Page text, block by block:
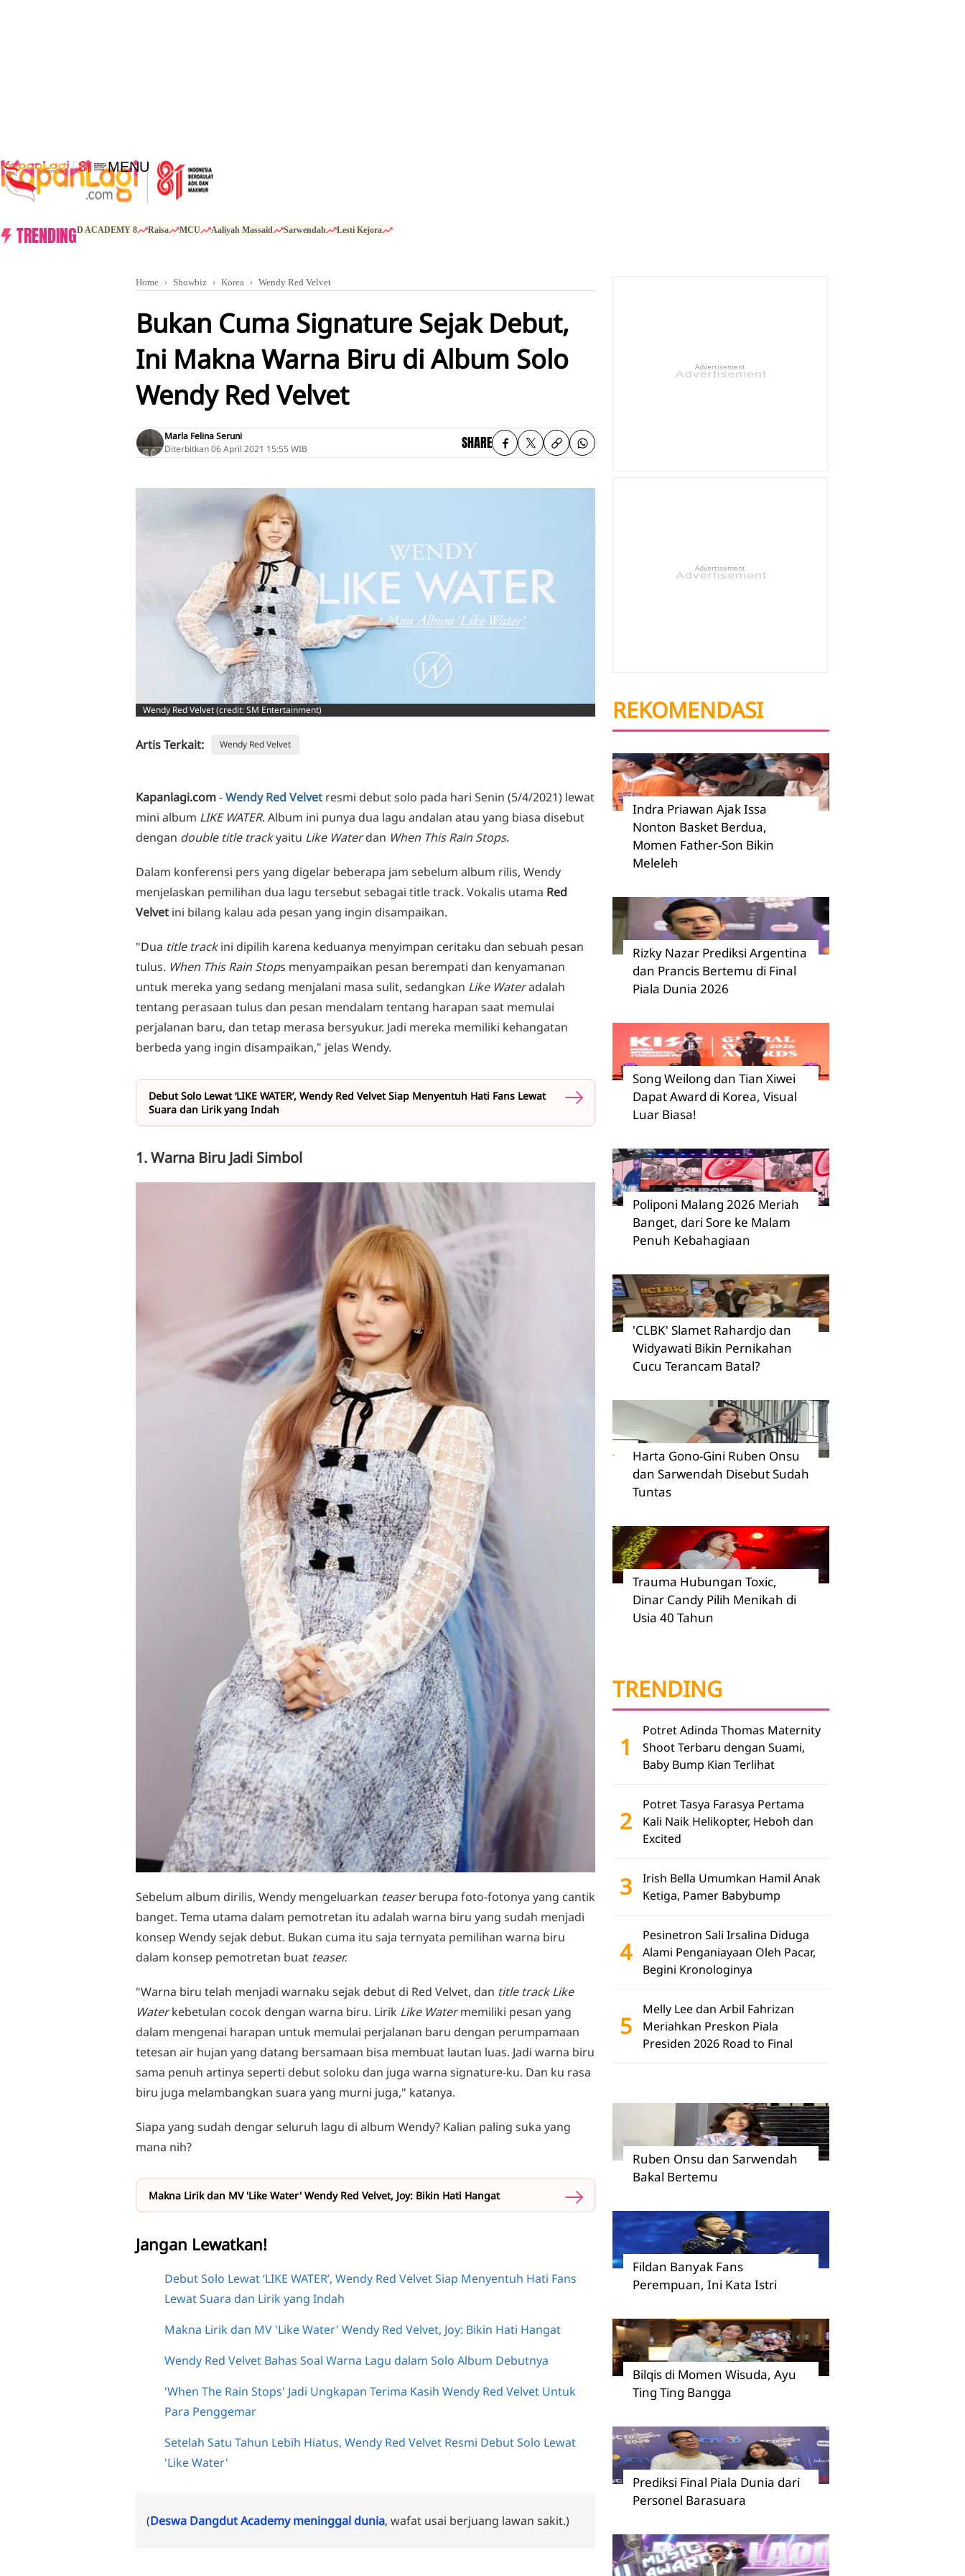
MENU
TRENDINGD ACADEMY 8 Raisa MCU Aaliyah Massaid Sarwendah Lesti Kejora
Home Showbiz Korea Wendy Red Velvet
Bukan Cuma Signature Sejak Debut,
Ini Makna Warna Biru di Album Solo
Wendy Red Velvet
Marla Felina Seruni
Diterbitkan06 April 2021 15:55 WIB SHARE
Wendy Red Velvet (credit: SM Entertainment)
Artis Terkait: Wendy Red Velvet
Kapanlagi.com-Wendy Red Velvet resmi debut solo pada hari Senin (5/4/2021) lewat
mini album LIKE WATER. Album ini punya dua lagu andalan atau yang biasa disebut
dengan double title trackyaitu Like Waterdan When This Rain Stops.
Dalam konferensi pers yang digelar beberapa jam sebelum album rilis, Wendy
menjelaskan pemilihan dua lagu tersebut sebagai title track. Vokalis utama Red
Velvet ini bilang kalau ada pesan yang ingin disampaikan.
"Dua title trackini dipilih karena keduanya menyimpan ceritaku dan sebuah pesan
tulus. When This Rain Stops menyampaikan pesan berempati dan kenyamanan
untuk mereka yang sedang menjalani masa sulit, sedangkan Like Wateradalah
tentang perasaan tulus dan pesan mendalam tentang harapan saat memulai
perjalanan baru, dan tetap merasa bersyukur. Jadi mereka memiliki kehangatan
berbeda yang ingin disampaikan," jelas Wendy.
Debut Solo Lewat ‘LIKE WATER’, Wendy Red Velvet Siap Menyentuh Hati Fans Lewat
Suara dan Lirik yang Indah
1. Warna Biru Jadi Simbol
Sebelum album dirilis, Wendy mengeluarkan teaserberupa foto-fotonya yang cantik
banget. Tema utama dalam pemotretan itu adalah warna biru yang sudah menjadi
konsep Wendy sejak debut. Bukan cuma itu saja ternyata pemilihan warna biru
dalam konsep pemotretan buat teaser.
"Warna biru telah menjadi warnaku sejak debut di Red Velvet, dan title track Like
Waterkebetulan cocok dengan warna biru. Lirik Like Watermemiliki pesan yang
dalam mengenai harapan untuk memulai perjalanan baru dengan perumpamaan
tetesan air hujan yang datang bersamaan bisa membuat lautan luas. Jadi warna biru
sama penuh artinya seperti debut soloku dan juga warna signature-ku. Dan ku rasa
biru juga melambangkan suara yang murni juga," katanya.
Siapa yang sudah dengar seluruh lagu di album Wendy? Kalian paling suka yang
mana nih?
Makna Lirik dan MV 'Like Water' Wendy Red Velvet, Joy: Bikin Hati Hangat
Jangan Lewatkan!
Debut Solo Lewat ‘LIKE WATER’, Wendy Red Velvet Siap Menyentuh Hati Fans
Lewat Suara dan Lirik yang Indah
Makna Lirik dan MV 'Like Water' Wendy Red Velvet, Joy: Bikin Hati Hangat
Wendy Red Velvet Bahas Soal Warna Lagu dalam Solo Album Debutnya
'When The Rain Stops' Jadi Ungkapan Terima Kasih Wendy Red Velvet Untuk
Para Penggemar
Setelah Satu Tahun Lebih Hiatus, Wendy Red Velvet Resmi Debut Solo Lewat
'Like Water'
(Deswa Dangdut Academy meninggal dunia, wafat usai berjuang lawan sakit.)
Advertisement
Advertisement
REKOMENDASI
Indra Priawan Ajak Issa
Nonton Basket Berdua,
Momen Father-Son Bikin
Meleleh
Rizky Nazar Prediksi Argentina
dan Prancis Bertemu di Final
Piala Dunia 2026
Song Weilong dan Tian Xiwei
Dapat Award di Korea, Visual
Luar Biasa!
Poliponi Malang 2026 Meriah
Banget, dari Sore ke Malam
Penuh Kebahagiaan
'CLBK' Slamet Rahardjo dan
Widyawati Bikin Pernikahan
Cucu Terancam Batal?
Harta Gono-Gini Ruben Onsu
dan Sarwendah Disebut Sudah
Tuntas
Trauma Hubungan Toxic,
Dinar Candy Pilih Menikah di
Usia 40 Tahun
TRENDING
1
Potret Adinda Thomas Maternity
Shoot Terbaru dengan Suami,
Baby Bump Kian Terlihat
2
Potret Tasya Farasya Pertama
Kali Naik Helikopter, Heboh dan
Excited
3
Irish Bella Umumkan Hamil Anak
Ketiga, Pamer Babybump
4
Pesinetron Sali Irsalina Diduga
Alami Penganiayaan Oleh Pacar,
Begini Kronologinya
5
Melly Lee dan Arbil Fahrizan
Meriahkan Preskon Piala
Presiden 2026 Road to Final
Ruben Onsu dan Sarwendah
Bakal Bertemu
Fildan Banyak Fans
Perempuan, Ini Kata Istri
Bilqis di Momen Wisuda, Ayu
Ting Ting Bangga
Prediksi Final Piala Dunia dari
Personel Barasuara